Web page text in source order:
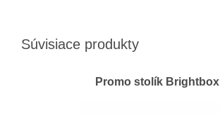
Súvisiace produkty
Promo stolík Brightbox